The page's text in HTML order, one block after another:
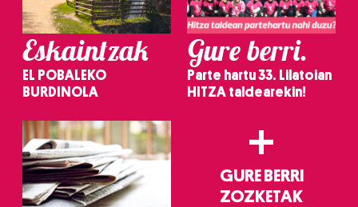
Eskaintzak
EL POBALEKO
BURDINOLA
Gure berri.
Parte hartu 33. Lilatoian
HITZA taldearekin!
+
GURE BERRI
ZOZKETAK